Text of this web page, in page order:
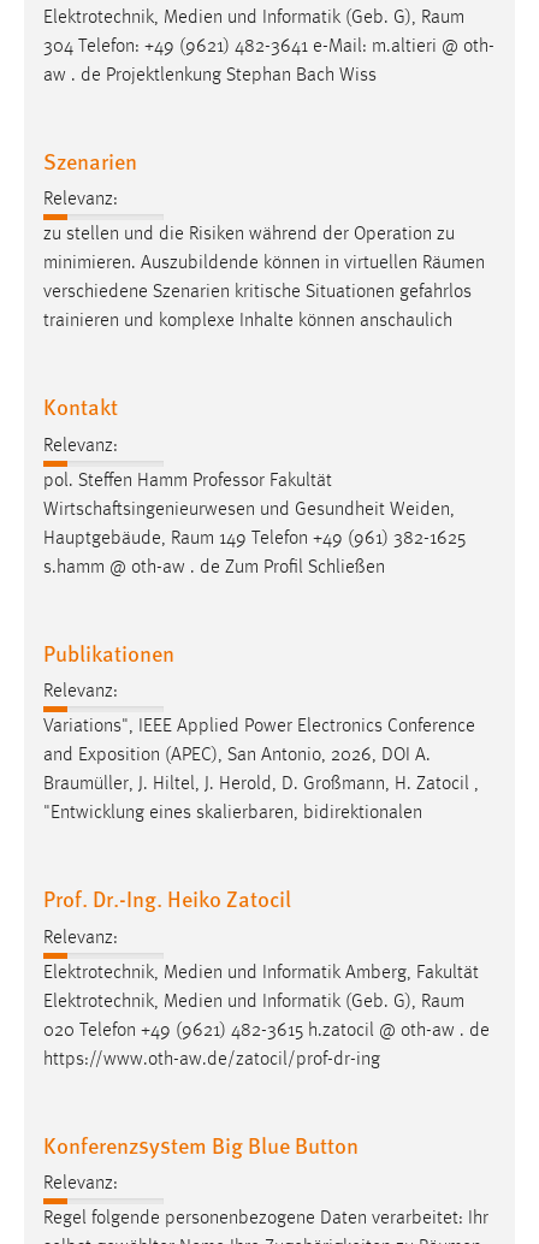
Elektrotechnik, Medien und Informatik (Geb. G), Raum
304 Telefon: +49 (9621) 482-3641 e-Mail: m.altieri @ oth-
aw . de Projektlenkung Stephan Bach Wiss
Szenarien
Relevanz:
zu stellen und die Risiken während der Operation zu
minimieren. Auszubildende können in virtuellen Räumen
verschiedene Szenarien kritische Situationen gefahrlos
trainieren und komplexe Inhalte können anschaulich
Kontakt
Relevanz:
pol. Steffen Hamm Professor Fakultät
Wirtschaftsingenieurwesen und Gesundheit Weiden,
Hauptgebäude, Raum 149 Telefon +49 (961) 382-1625
s.hamm @ oth-aw . de Zum Profil Schließen
Publikationen
Relevanz:
Variations", IEEE Applied Power Electronics Conference
and Exposition (APEC), San Antonio, 2026, DOI A.
Braumüller, J. Hiltel, J. Herold, D. Großmann, H. Zatocil ,
"Entwicklung eines skalierbaren, bidirektionalen
Prof. Dr.-Ing. Heiko Zatocil
Relevanz:
Elektrotechnik, Medien und Informatik Amberg, Fakultät
Elektrotechnik, Medien und Informatik (Geb. G), Raum
020 Telefon +49 (9621) 482-3615 h.zatocil @ oth-aw . de
https://www.oth-aw.de/zatocil/prof-dr-ing
Konferenzsystem Big Blue Button
Relevanz:
Regel folgende personenbezogene Daten verarbeitet: Ihr